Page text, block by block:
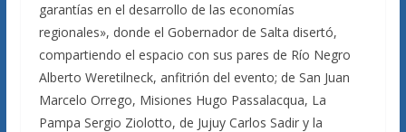
garantías en el desarrollo de las economías
regionales», donde el Gobernador de Salta disertó,
compartiendo el espacio con sus pares de Río Negro
Alberto Weretilneck, anfitrión del evento; de San Juan
Marcelo Orrego, Misiones Hugo Passalacqua, La
Pampa Sergio Ziolotto, de Jujuy Carlos Sadir y la